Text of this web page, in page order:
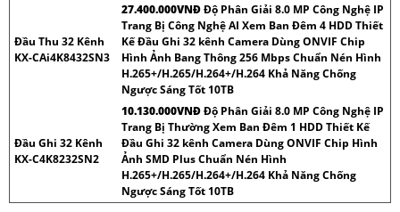
Đầu Thu 32 Kênh
KX-CAi4K8432SN3
27.400.000VNÐĐộ Phân Giải 8.0 MP Công Nghệ IP
Trang Bị Công Nghệ AI Xem Ban Đêm 4 HDD Thiết
Kế Đầu Ghi 32 kênh Camera Dùng ONVIF Chip
Hình Ảnh Bang Thông 256 Mbps Chuẩn Nén Hình
H.265+/H.265/H.264+/H.264 Khả Năng Chống
Ngược Sáng Tốt 10TB
Đầu Ghi 32 Kênh
KX-C4K8232SN2
10.130.000VNÐĐộ Phân Giải 8.0 MP Công Nghệ IP
Trang Bị Thường Xem Ban Đêm 1 HDD Thiết Kế
Đầu Ghi 32 kênh Camera Dùng ONVIF Chip Hình
Ảnh SMD Plus Chuẩn Nén Hình
H.265+/H.265/H.264+/H.264 Khả Năng Chống
Ngược Sáng Tốt 10TB